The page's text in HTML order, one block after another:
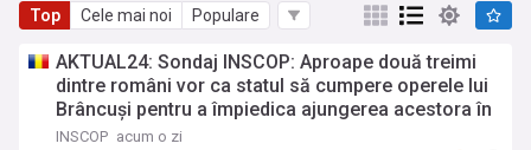
Top Cele mai noi Populare
AKTUAL24: Sondaj INSCOP: Aproape două treimi
dintre români vor ca statul să cumpere operele lui
Brâncuşi pentru a împiedica ajungerea acestora în
alte ţări sau în colecţii private
INSCOP acum o zi